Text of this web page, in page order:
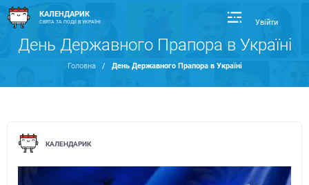
КАЛЕНДАРИК
СВЯТА ТА ПОДІЇ В УКРАЇНІ Увійти
День Державного Прапора в Україні
Головна / День Державного Прапора в Україні
КАЛЕНДАРИК